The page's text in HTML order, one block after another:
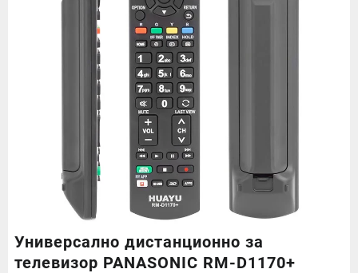
Универсално дистанционно за
телевизор PANASONIC RM-D1170+